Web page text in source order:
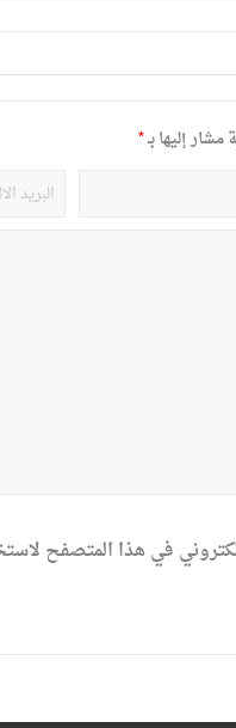
مشار إليها بـ*
في هذا المتصفح